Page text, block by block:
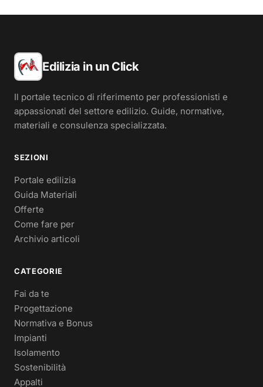
Edilizia in un Click
Il portale tecnico di riferimento per professionisti e
appassionati del settore edilizio. Guide, normative,
materiali e consulenza specializzata.
SEZIONI
Portale edilizia
Guida Materiali
Offerte
Come fare per
Archivio articoli
CATEGORIE
Fai da te
Progettazione
Normativa e Bonus
Impianti
Isolamento
Sostenibilità
Appalti